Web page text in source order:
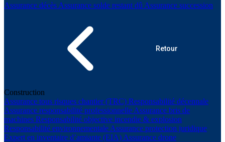
Assurance décès Assurance solde restant dû Assurance succession
Retour
Construction
Assurance tous risques chantier (TRC) Responsabilité décennale
Assurance responsabilité professionnelle Assurance bris de
machines Responsabilité objective incendie & explosion
Responsabilité environnementale Assurance protection juridique
Expert en inventaire d’amiante (EIA) Assurance drone